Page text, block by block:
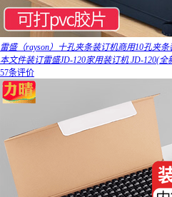
雷盛（rayson）十孔夹条装订机商用10孔夹
本文件装订雷盛JD-120家用装订机 JD-120(
57条评价